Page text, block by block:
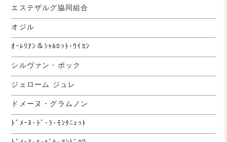
エステザルグ協同組合
オジル
ｵｰﾚﾘｱﾝ＆ｼｬﾙﾛｯﾄ･ｳｲﾖﾝ
シルヴァン・ボック
ジェローム ジュレ
ドメーヌ・グラムノン
ﾄﾞﾒｰﾇ･ﾄﾞ･ﾗ･ﾓﾝﾀﾆｪｯﾄ